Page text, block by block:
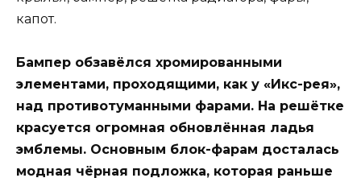
капот.
Бампер обзавёлся хромированными
элементами, проходящими, как у «Икс-рея»,
над противотуманными фарами. На решётке
красуется огромная обновлённая ладья
эмблемы. Основным блок-фарам досталась
модная чёрная подложка, которая раньше